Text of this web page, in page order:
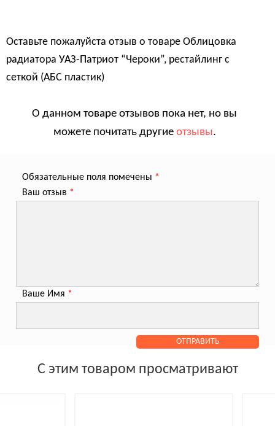
Оставьте пожалуйста отзыв о товаре Облицовка
радиатора УАЗ-Патриот “Чероки”, рестайлинг с
сеткой (АБС пластик)
О данном товаре отзывов пока нет, но вы
можете почитать другие отзывы.
Обязательные поля помечены *
Ваш отзыв *
Ваше Имя *
С этим товаром просматривают